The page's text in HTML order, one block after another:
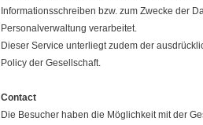
Informationsschreiben bzw. zum Zwecke der
Personalverwaltung verarbeitet.
Dieser Service unterliegt zudem der
Policy der Gesellschaft.
Contact
Die Besucher haben die Möglichkeit mit der